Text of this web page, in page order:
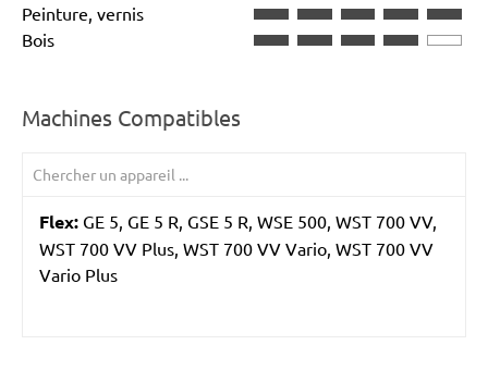
Peinture, vernis
Bois
Machines Compatibles
Flex: GE 5, GE 5 R, GSE 5 R, WSE 500, WST 700 VV,
WST 700 VV Plus, WST 700 VV Vario, WST 700 VV
Vario Plus